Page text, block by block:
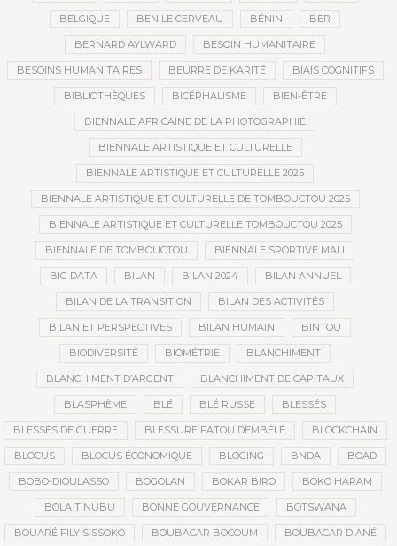
BELGIQUE BEN LE CERVEAU BÉNIN BER
BERNARD AYLWARD BESOIN HUMANITAIRE
BESOINS HUMANITAIRES BEURRE DE KARITÉ BIAIS COGNITIFS
BIBLIOTHÈQUES BICÉPHALISME BIEN-ÊTRE
BIENNALE AFRICAINE DE LA PHOTOGRAPHIE
BIENNALE ARTISTIQUE ET CULTURELLE
BIENNALE ARTISTIQUE ET CULTURELLE 2025
BIENNALE ARTISTIQUE ET CULTURELLE DE TOMBOUCTOU 2025
BIENNALE ARTISTIQUE ET CULTURELLE TOMBOUCTOU 2025
BIENNALE DE TOMBOUCTOU BIENNALE SPORTIVE MALI
BIG DATA BILAN BILAN 2024 BILAN ANNUEL
BILAN DE LA TRANSITION BILAN DES ACTIVITÉS
BILAN ET PERSPECTIVES BILAN HUMAIN BINTOU
BIODIVERSITÉ BIOMÉTRIE BLANCHIMENT
BLANCHIMENT D’ARGENT BLANCHIMENT DE CAPITAUX
BLASPHÈME BLÉ BLÉ RUSSE BLESSÉS
BLESSÉS DE GUERRE BLESSURE FATOU DEMBÉLÉ BLOCKCHAIN
BLOCUS BLOCUS ÉCONOMIQUE BLOGING BNDA BOAD
BOBO-DIOULASSO BOGOLAN BOKAR BIRO BOKO HARAM
BOLA TINUBU BONNE GOUVERNANCE BOTSWANA
BOUARÉ FILY SISSOKO BOUBACAR BOCOUM BOUBACAR DIANÉ